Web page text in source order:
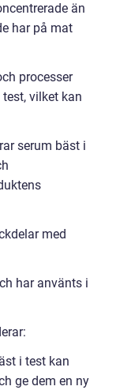
än
har på mat
processer
vilket kan
serum bäst i
med
har använts i
i test kan
ge dem en ny